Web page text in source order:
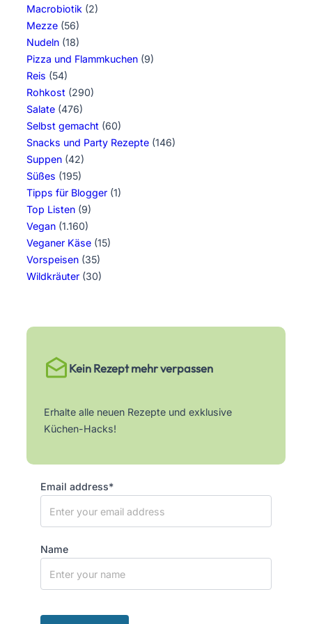
Macrobiotik (2)
Mezze (56)
Nudeln (18)
Pizza und Flammkuchen (9)
Reis (54)
Rohkost (290)
Salate (476)
Selbst gemacht (60)
Snacks und Party Rezepte (146)
Suppen (42)
Süßes (195)
Tipps für Blogger (1)
Top Listen (9)
Vegan (1.160)
Veganer Käse (15)
Vorspeisen (35)
Wildkräuter (30)
Kein Rezept mehr verpassen
Erhalte alle neuen Rezepte und exklusive
Küchen-Hacks!
Email address*
Name